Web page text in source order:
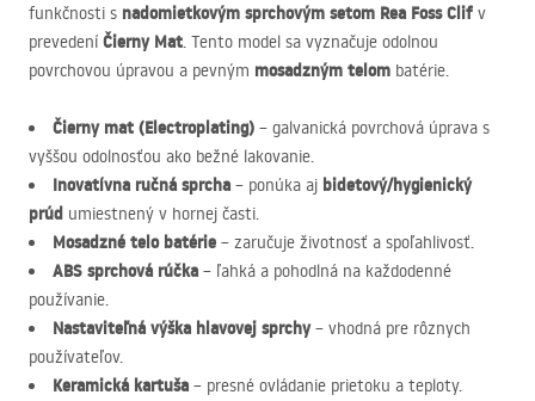
funkčnosti s nadomietkovým sprchovým setom Rea Foss Clif v
prevedení Čierny Mat. Tento model sa vyznačuje odolnou
povrchovou úpravou a pevným mosadzným telom batérie.
Čierny mat (Electroplating) – galvanická povrchová úprava s
vyššou odolnosťou ako bežné lakovanie.
Inovatívna ručná sprcha – ponúka aj bidetový/hygienický
prúd umiestnený v hornej časti.
Mosadzné telo batérie – zaručuje životnosť a spoľahlivosť.
ABS sprchová rúčka – ľahká a pohodlná na každodenné
používanie.
Nastaviteľná výška hlavovej sprchy– vhodná pre rôznych
používateľov.
Keramická kartuša – presné ovládanie prietoku a teploty.